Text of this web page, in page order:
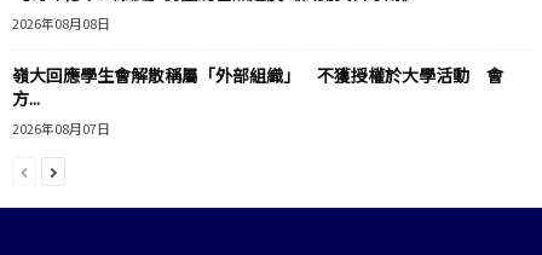
2026年08月08日
嶺大回應學生會解散稱屬「外部組織」 不獲授權於大學活動 會
方...
2026年08月07日